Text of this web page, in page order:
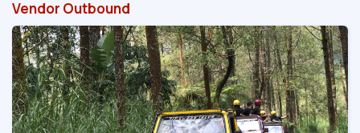
Vendor Outbound